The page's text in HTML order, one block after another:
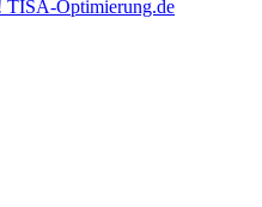
TISA-Optimierung.de